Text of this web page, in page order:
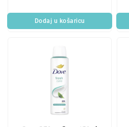
Dodaj u košaricu